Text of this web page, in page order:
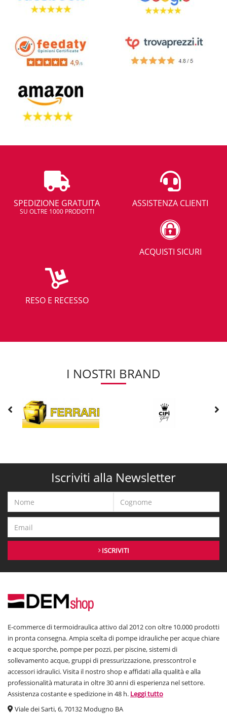
SPEDIZIONE GRATUITA
SU OLTRE 1000 PRODOTTI
ASSISTENZA CLIENTI
ACQUISTI SICURI
RESO E RECESSO
I NOSTRI BRAND
Iscriviti alla Newsletter
ISCRIVITI
E-commerce di termoidraulica attivo dal 2012 con oltre 10.000 prodotti
in pronta consegna. Ampia scelta di pompe idrauliche per acque chiare
e acque sporche, pompe per pozzi, per piscine, sistemi di
sollevamento acque, gruppi di pressurizzazione, presscontrol e
accessori idraulici. Visita il nostro shop e affidati alla qualità e alla
professionalità maturata in oltre 30 anni di esperienza nel settore.
Assistenza costante e spedizione in 48 h. Leggi tutto
Viale dei Sarti, 6, 70132 Modugno BA